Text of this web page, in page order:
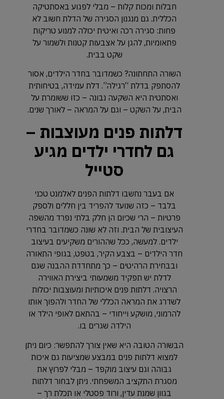
חבלות ומכות קלות – מבלי לפגוע באסתטיקה
הכללית. גם מנגנון הסגירה של הדלת חשוב לא
פחות: סגירה רכה ואיטית יכולה למנוע טריקות
פתאומיות, להגן על אצבעות קטנות ולשמור על
שקט בבית.
השורה התחתונה? כשמדובר בחדר הילדים, אסור
להסתפק בדלת “רגילה”. דלת עמידה, בטיחותית
ואסתטית היא השקעה נבונה – כזו ששומרת על
הבית, על השקט – וגם על המראה – לאורך שנים.
דלתות פנים מעוצבות –
גם לחדרי ילדים מגיע
סטייל
אם בעבר נחשבו דלתות הפנים לאלמנט טכני
בלבד – כזה שנועד להפריד בין חללים ולספק
פרטיות – הרי שכיום הן חלק בלתי נפרד מהשפה
העיצובית של הבית. וזה לא שונה כשמדובר בחדרי
ילדים. למעשה, ככל שההורים משקיעים בעיצוב
חדר הילדים – בצבע הקיר, בטפט, בגופי התאורה
ובבחירת הרהיטים – כך מתחדדת ההבנה שגם
לדלת יש תפקיד משמעותי ביצירת האווירה
הרצויה. דלתות פנים איכותיות ומעוצבות יכולות
לשדרג את המראה הכללי של החדר ולהפוך אותו
להרמוני, מושקע וייחודי – בהתאם לאופי הילד או
הילדה שגרים בו.
הבשורה הטובה היא שאין צורך להתפשר: כיום ניתן
למצוא דלתות פנים במבצע שמציעות גם איכות
גבוהה וגם עיצוב מוקפד – מבלי לפרוץ את
מסגרת התקציב המשפחתי. ניתן לבחור דלתות
בגוון שמנת עדין, ורוד פסטלי או תכלת רך –